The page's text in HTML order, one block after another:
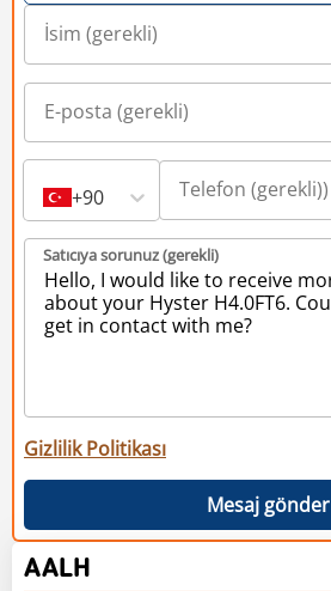
+90
Satıcıya sorunuz (gerekli)
Gizlilik Politikası
Mesaj gönder
AALH